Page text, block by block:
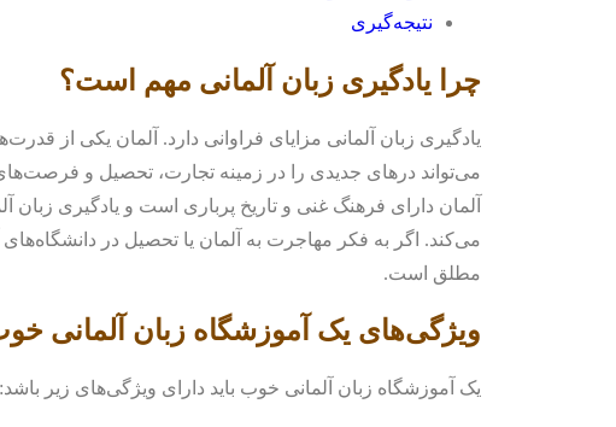
نتیجه‌گیری
چرا یادگیری زبان آلمانی مهم است؟
یادگیری زبان آلمانی مزایای فراوانی دارد. آلمان یکی از
می‌تواند درهای جدیدی را در زمینه تجارت، تحصیل و فرصت‌های
آلمان دارای فرهنگ غنی و تاریخ پرباری است و یادگیری
می‌کند. اگر به فکر مهاجرت به آلمان یا تحصیل در
مطلق است.
ویژگی‌های یک آموزشگاه زبان آلمانی
یک آموزشگاه زبان آلمانی خوب باید دارای ویژگی‌های زیر باشد: